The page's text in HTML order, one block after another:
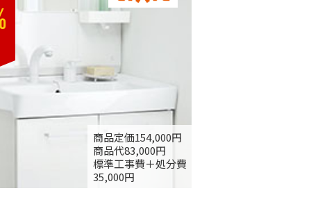
商品定価154,000円
商品代83,000円
標準工事費＋処分費
35,000円